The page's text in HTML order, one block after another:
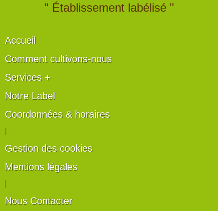
" Établissement labélisé "
Accueil
Comment cultivons-nous
Services +
Notre Label
Coordonnées & horaires
Gestion des cookies
Mentions légales
Nous Contacter